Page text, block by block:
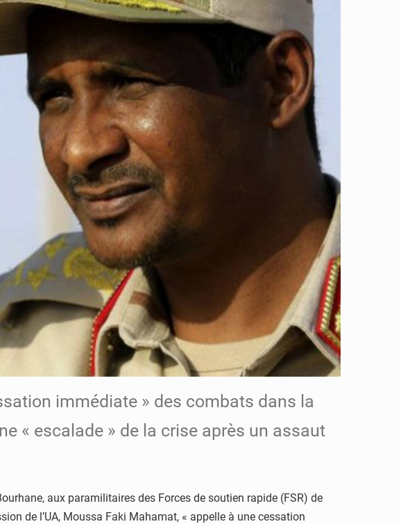
immédiate » des combats dans la
« escalade » de la crise après un assaut
aux paramilitaires des Forces de soutien rapide (FSR) de
de l’UA, Moussa Faki Mahamat, « appelle à une cessation